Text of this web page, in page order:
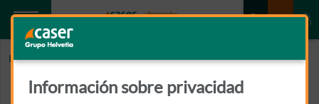
Inicio GONZALEZ PEDROUZO, JOSE EDUARDO
Información sobre privacidad